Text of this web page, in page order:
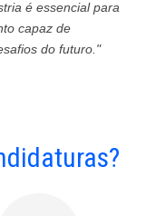
é essencial para
capaz de
do futuro."